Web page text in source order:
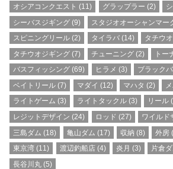
オシアコンクエスト (11) グラップラー (2)
シーバスジギング (9) スタジオオーシャンマー
スピニングリール (2) タイラバ(14) タチウオ
タチウオジギング (7) チューニング(2) トー
バスフィッシング (69) ヒラメ (3) ブラック
ベイトリール (7) マダイ (12) マハタ (2)
ライトゲーム (3) ライトタックル(3) リール
レジットデザイン (24) ロッド (27) ワイルド
三島ダム (18) 亀山ダム (17) 収納 (8) 外房
東京湾 (11) 渡辺釣船店(4) 炎月 (3) 片倉
長谷川丸 (5)